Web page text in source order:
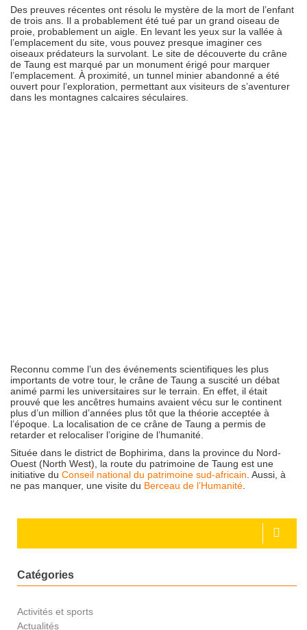
Des preuves récentes ont résolu le mystère de la mort de l’enfant
de trois ans. Il a probablement été tué par un grand oiseau de
proie, probablement un aigle. En levant les yeux sur la vallée à
l’emplacement du site, vous pouvez presque imaginer ces
oiseaux prédateurs la survolant. Le site de découverte du crâne
de Taung est marqué par un monument érigé pour marquer
l’emplacement. À proximité, un tunnel minier abandonné a été
ouvert pour l’exploration, permettant aux visiteurs de s’aventurer
dans les montagnes calcaires séculaires.
Reconnu comme l’un des événements scientifiques les plus
importants de votre tour, le crâne de Taung a suscité un débat
animé parmi les universitaires sur le terrain. En effet, il était
prouvé que les ancêtres humains avaient vécu sur le continent
plus d’un million d’années plus tôt que la théorie acceptée à
l’époque. La localisation de ce crâne de Taung a permis de
retarder et relocaliser l’origine de l’humanité.
Située dans le district de Bophirima, dans la province du Nord-
Ouest (North West), la route du patrimoine de Taung est une
initiative du Conseil national du patrimoine sud-africain. Aussi, à
ne pas manquer, une visite du Berceau de l’Humanité.
Catégories
Activités et sports
Actualités